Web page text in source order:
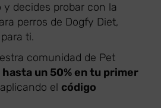
decides probar con la
perros de Dogfy Diet,
ti.
comunidad de Pet
un 50% en tu primer
aplicando el código